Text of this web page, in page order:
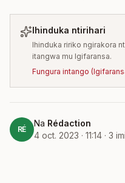
Ihinduka ntirihari
Ihinduka ririko ngirakora
itangwa mu Igifaransa.
Fungura intango (
RÉ
Na Rédaction
4 oct. 2023 · 11:14 · 3